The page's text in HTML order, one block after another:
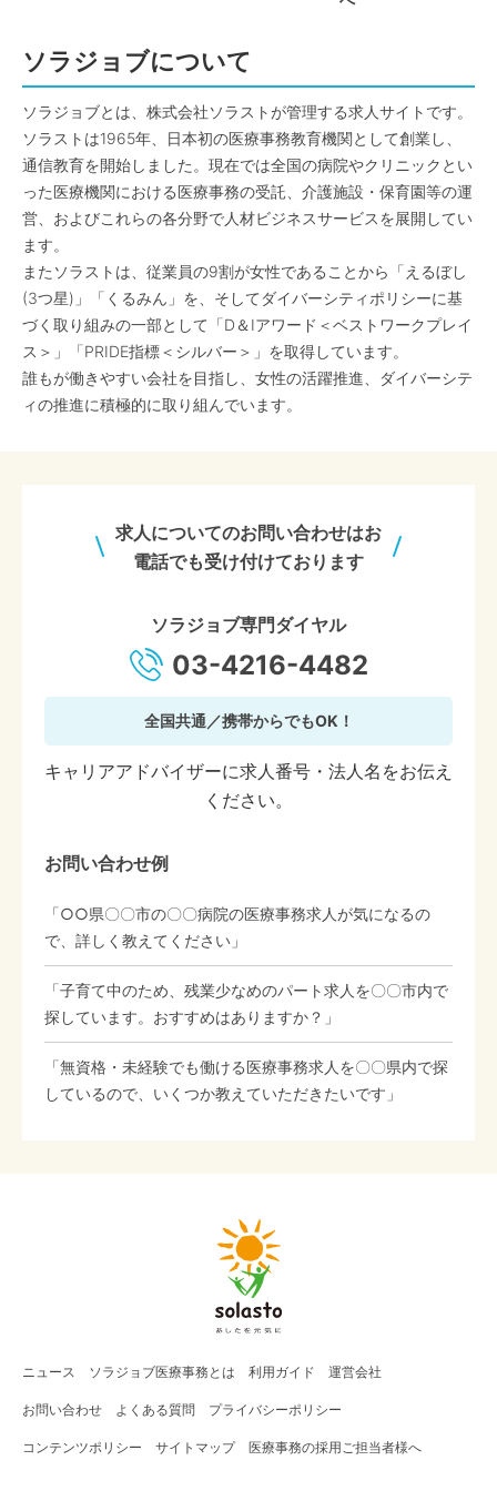
ソラジョブについて
ソラジョブとは、株式会社ソラストが管理する求人サイトです。
ソラストは1965年、日本初の医療事務教育機関として創業し、
通信教育を開始しました。現在では全国の病院やクリニックとい
った医療機関における医療事務の受託、介護施設・保育園等の運
営、およびこれらの各分野で人材ビジネスサービスを展開してい
ます。
またソラストは、従業員の9割が女性であることから「えるぼし
(3つ星)」「くるみん」を、そしてダイバーシティポリシーに基
づく取り組みの一部として「D＆Iアワード＜ベストワークプレイ
ス＞」「PRIDE指標＜シルバー＞」を取得しています。
誰もが働きやすい会社を目指し、女性の活躍推進、ダイバーシテ
ィの推進に積極的に取り組んでいます。
求人についてのお問い合わせはお
電話でも受け付けております
ソラジョブ専門ダイヤル
03-4216-4482
全国共通／携帯からでもOK！
キャリアアドバイザーに求人番号・法人名をお伝え
ください。
お問い合わせ例
「○○県〇〇市の〇〇病院の医療事務求人が気になるの
で、詳しく教えてください」
「子育て中のため、残業少なめのパート求人を〇〇市内で
探しています。おすすめはありますか？」
「無資格・未経験でも働ける医療事務求人を〇〇県内で探
しているので、いくつか教えていただきたいです」
ニュース ソラジョブ医療事務 とは 利用ガイド 運営会社
お問い合わせ よくある質問 プライバシーポリシー
コンテンツポリシー サイトマップ 医療事務の採用ご担当者様へ